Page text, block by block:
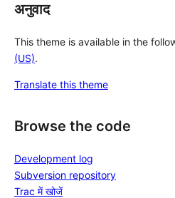
अनुवाद
This theme is available in the
(US).
Translate this theme
Browse the code
Development log
Subversion repository
Trac में खोजें